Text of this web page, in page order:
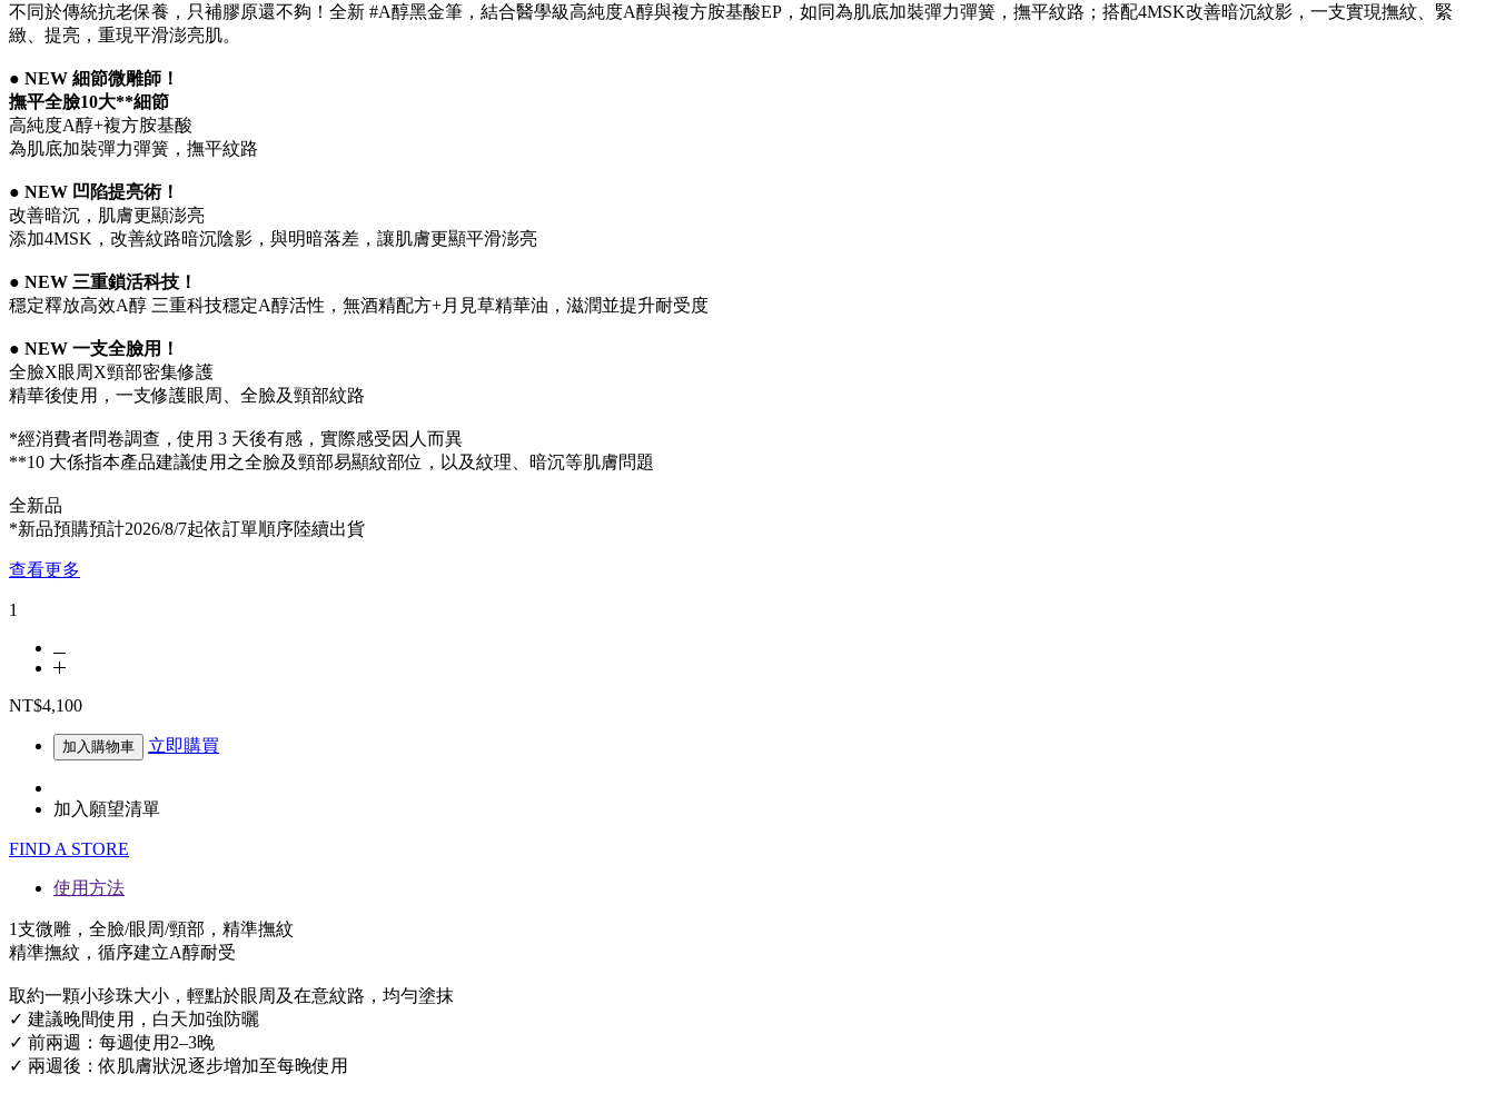
不同於傳統抗老保養，只補膠原還不夠！全新 #A醇黑金筆，結合醫學級高純度A醇與複方胺基酸EP，如同為肌底加裝彈力彈簧，撫平紋路；搭配4MSK改善暗沉紋影，一支實現撫紋、緊
緻、提亮，重現平滑澎亮肌。
● NEW 細節微雕師！
撫平全臉10大**細節
高純度A醇+複方胺基酸
為肌底加裝彈力彈簧，撫平紋路
● NEW 凹陷提亮術！
改善暗沉，肌膚更顯澎亮
添加4MSK，改善紋路暗沉陰影，與明暗落差，讓肌膚更顯平滑澎亮
● NEW 三重鎖活科技！
穩定釋放高效A醇 三重科技穩定A醇活性，無酒精配方+月見草精華油，滋潤並提升耐受度
● NEW 一支全臉用！
全臉X眼周X頸部密集修護
精華後使用，一支修護眼周、全臉及頸部紋路
*經消費者問卷調查，使用 3 天後有感，實際感受因人而異
**10 大係指本產品建議使用之全臉及頸部易顯紋部位，以及紋理、暗沉等肌膚問題
全新品
*新品預購預計2026/8/7起依訂單順序陸續出貨
查看更多
1
NT$4,100
加入購物車 立即購買
加入願望清單
FIND A STORE
使用方法
1支微雕，全臉/眼周/頸部，精準撫紋
精準撫紋，循序建立A醇耐受
取約一顆小珍珠大小，輕點於眼周及在意紋路，均勻塗抹
✓ 建議晚間使用，白天加強防曬
✓ 前兩週：每週使用2–3晚
✓ 兩週後：依肌膚狀況逐步增加至每晚使用